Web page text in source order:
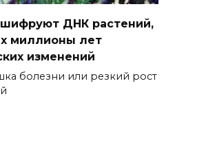
ДНК растений,
миллионы лет
изменений
болезни или резкий рост